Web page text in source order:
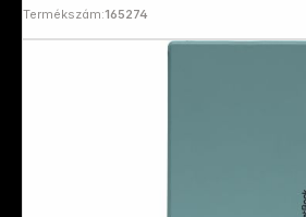
Termékszám:165274